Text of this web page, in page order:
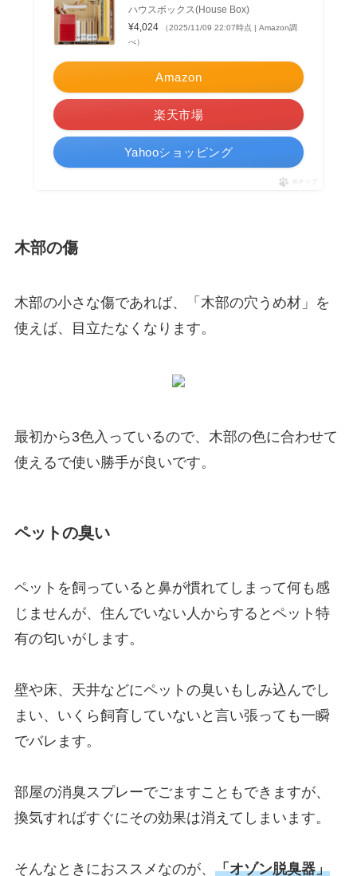
ハウスボックス(House Box)
¥4,024
（2025/11/09 22:07時点 | Amazon調
べ）
Amazon
楽天市場
Yahooショッピング
ポチップ
木部の傷
木部の小さな傷であれば、「木部の穴うめ材」を
使えば、目立たなくなります。
最初から3色入っているので、木部の色に合わせて
使えるで使い勝手が良いです。
ペットの臭い
ペットを飼っていると鼻が慣れてしまって何も感
じませんが、住んでいない人からするとペット特
有の匂いがします。
壁や床、天井などにペットの臭いもしみ込んでし
まい、いくら飼育していないと言い張っても一瞬
でバレます。
部屋の消臭スプレーでごますこともできますが、
換気すればすぐにその効果は消えてしまいます。
そんなときにおススメなのが、 「オゾン脱臭器」